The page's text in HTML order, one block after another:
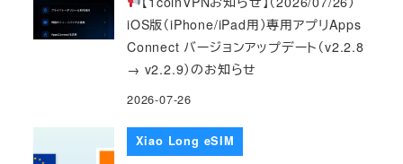
iOS版（iPhone/iPad用）専用アプリApps
Connect バージョンアップデート（v2.2.8
→ v2.2.9）のお知らせ
2026-07-26
Xiao Long eSIM